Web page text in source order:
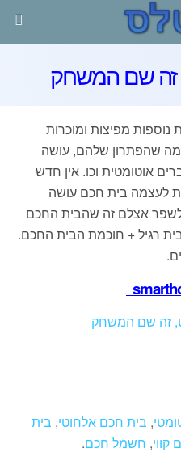
זה שם המשחק
מפיצות ומוכרות
שהפתרון שלהם, עושה
אוטומטית וכו. אין חדש
לעצמה בית חכם עושה
אצלם זה שהבית החכם
רגיל + חוכמת הבית החכם.
, בית חכם אלחוטי, בית
, חשמל חכם.